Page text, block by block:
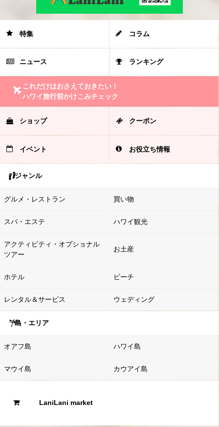
特集 コラム
ニュース ランキング
これだけはおさえておきたい！
ハワイ旅行前かけこみチェック
ショップ クーポン
イベント お役立ち情報
ジャンル
グルメ・レストラン 買い物
スパ・エステ ハワイ観光
アクティビティ・オプショナル
ツアー
お土産
ホテル ビーチ
レンタル＆サービス ウェディング
島・エリア
オアフ島 ハワイ島
マウイ島 カウアイ島
LaniLani market